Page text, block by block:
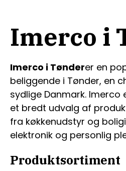
Imerco i
Imerco i Tønderer en
beliggende i Tønder, en
sydlige Danmark.
et bredt udvalg af
fra køkkenudstyr og
elektronik og personlig
Produktsortiment